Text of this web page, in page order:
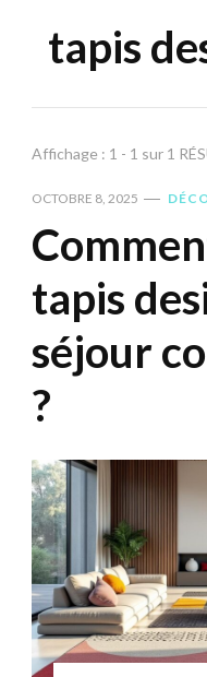
tapis
Affichage : 1 - 1 sur 1
OCTOBRE 8, 2025
tapis
séjour
?